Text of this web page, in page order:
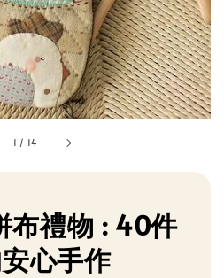
1 / 14
布禮物 : 40件
心手作